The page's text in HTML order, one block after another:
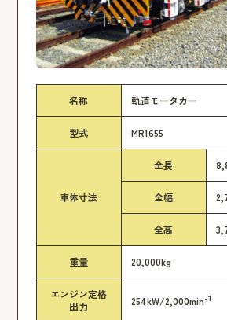
名称 軌道モータカー
型式 MR1655
車体寸法
全長
全幅
全高
重量 20,000kg
エンジン定格
出力
254kW/2,000min-1